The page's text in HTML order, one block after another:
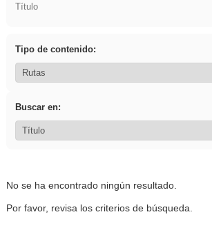
Título
Tipo de contenido:
Buscar en:
No se ha encontrado ningún resultado.
Por favor, revisa los criterios de búsqueda.